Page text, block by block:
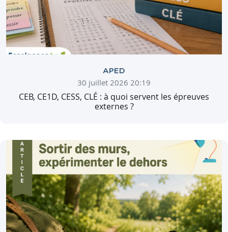
APED
30 juillet 2026 20:19
CEB, CE1D, CESS, CLÉ : à quoi servent les épreuves
externes ?